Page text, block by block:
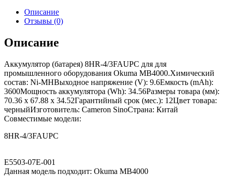
Описание
Отзывы (0)
Описание
Аккумулятор (батарея) 8HR-4/3FAUPC для для
промышленного оборудования Okuma MB4000.Химический
состав: Ni-MHВыходное напряжение (V): 9.6Емкость (mAh):
3600Мощность аккумулятора (Wh): 34.56Размеры товара (мм):
70.36 x 67.88 x 34.52Гарантийный срок (мес.): 12Цвет товара:
черныйИзготовитель: Cameron SinoСтрана: Китай
Совместимые модели:
8HR-4/3FAUPC
E5503-07E-001
Данная модель подходит: Okuma MB4000